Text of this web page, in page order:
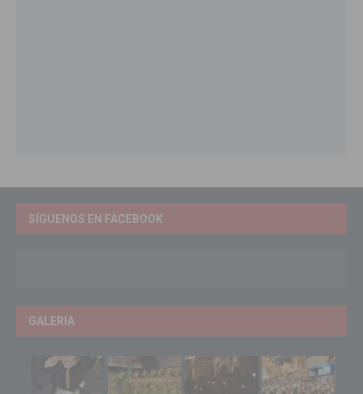
SÍGUENOS EN FACEBOOK
GALERIA